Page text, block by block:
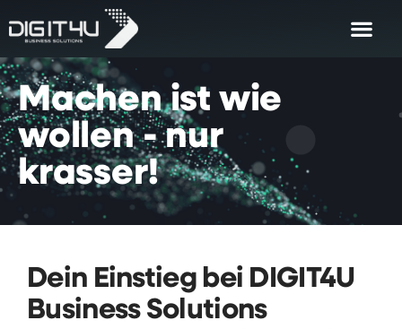
Machen ist wie
wollen - nur
krasser!
Dein Einstieg bei DIGIT4U
Business Solutions